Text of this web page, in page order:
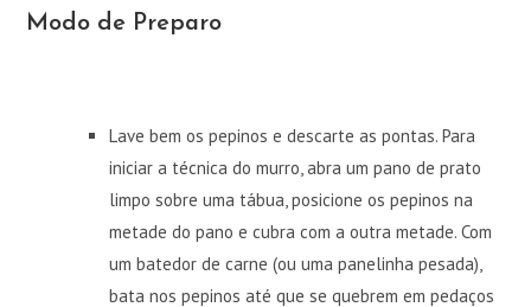
Modo de Preparo
Lave bem os pepinos e descarte as pontas. Para
iniciar a técnica do murro, abra um pano de prato
limpo sobre uma tábua, posicione os pepinos na
metade do pano e cubra com a outra metade. Com
um batedor de carne (ou uma panelinha pesada),
bata nos pepinos até que se quebrem em pedaços